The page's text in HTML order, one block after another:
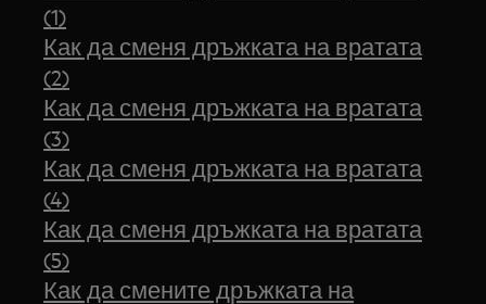
(1)
Как да сменя дръжката на вратата
(2)
Как да сменя дръжката на вратата
(3)
Как да сменя дръжката на вратата
(4)
Как да сменя дръжката на вратата
(5)
Как да смените дръжката на